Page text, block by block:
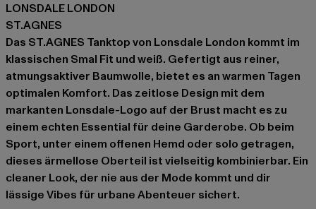
LONSDALE LONDON
ST.AGNES
Das ST.AGNES Tanktop von Lonsdale London kommt im
klassischen Smal Fit und weiß. Gefertigt aus reiner,
atmungsaktiver Baumwolle, bietet es an warmen Tagen
optimalen Komfort. Das zeitlose Design mit dem
markanten Lonsdale-Logo auf der Brust macht es zu
einem echten Essential für deine Garderobe. Ob beim
Sport, unter einem offenen Hemd oder solo getragen,
dieses ärmellose Oberteil ist vielseitig kombinierbar. Ein
cleaner Look, der nie aus der Mode kommt und dir
lässige Vibes für urbane Abenteuer sichert.